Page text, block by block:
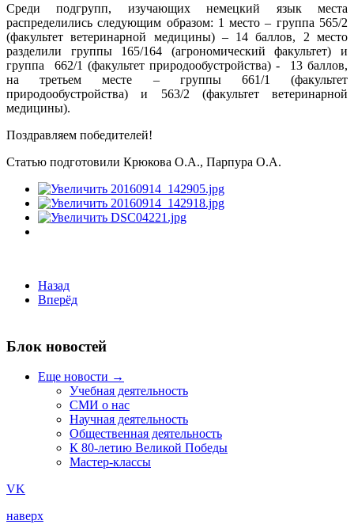
Среди подгрупп, изучающих немецкий язык места
распределились следующим образом: 1 место – группа 565/2
(факультет ветеринарной медицины) – 14 баллов, 2 место
разделили группы 165/164 (агрономический факультет) и
группа 662/1 (факультет природообустройства) - 13 баллов,
на третьем месте – группы 661/1 (факультет
природообустройства) и 563/2 (факультет ветеринарной
медицины).
Поздравляем победителей!
Статью подготовили Крюкова О.А., Парпура О.А.
Назад
Вперёд
Блок новостей
Еще новости →
Учебная деятельность
СМИ о нас
Научная деятельность
Общественная деятельность
К 80-летию Великой Победы
Мастер-классы
VK
наверх